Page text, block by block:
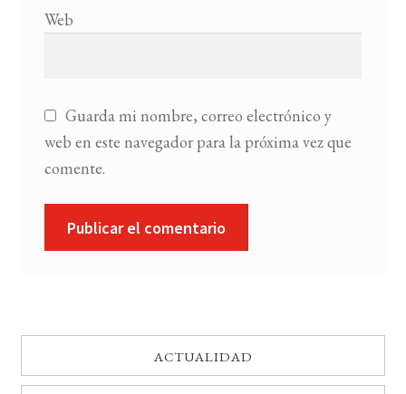
Web
Guarda mi nombre, correo electrónico y
web en este navegador para la próxima vez que
comente.
ACTUALIDAD